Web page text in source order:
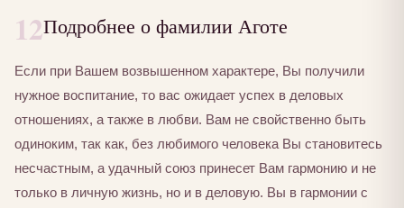
12Подробнее о фамилии Аготе
Если при Вашем возвышенном характере, Вы получили
нужное воспитание, то вас ожидает успех в деловых
отношениях, а также в любви. Вам не свойственно быть
одиноким, так как, без любимого человека Вы становитесь
несчастным, а удачный союз принесет Вам гармонию и не
только в личную жизнь, но и в деловую. Вы в гармонии с